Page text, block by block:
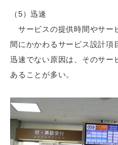
（5）迅速
サービスの提供時間やサー
間にかかわるサービス設計項
迅速でない原因は、そのサー
あることが多い。